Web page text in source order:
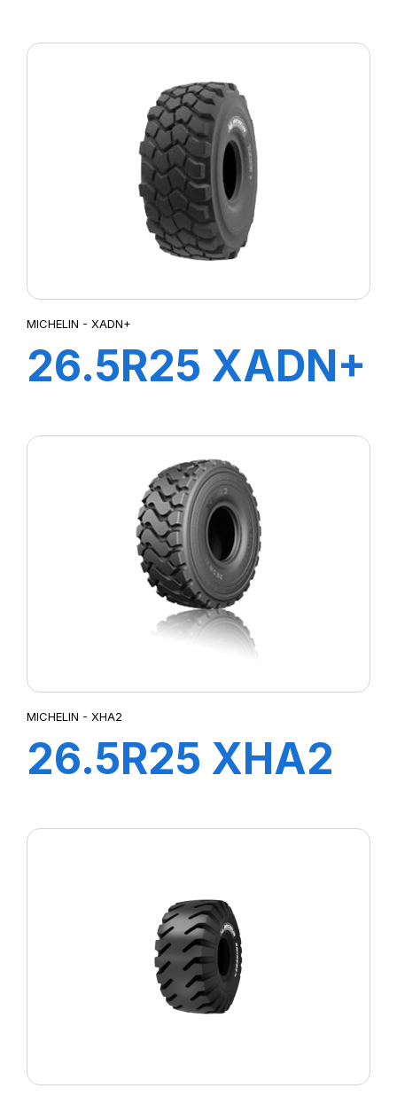
MICHELIN - XADN+
26.5R25 XADN+
MICHELIN - XHA2
26.5R25 XHA2